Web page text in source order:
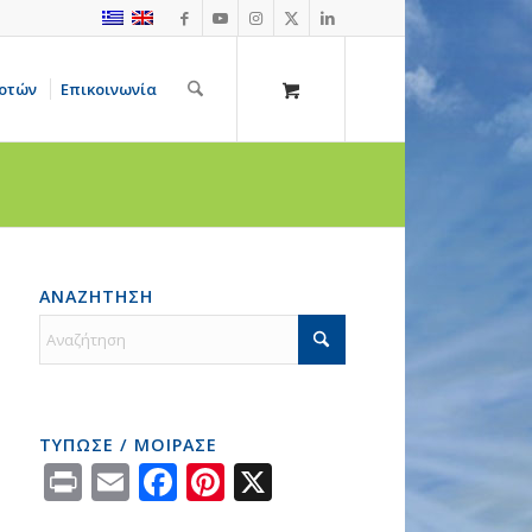
Επικοινωνία
ΑΝΑΖΗΤΗΣΗ
ΤΥΠΩΣΕ / ΜΟΙΡΑΣΕ
PrintEmailFacebook
Pinterest